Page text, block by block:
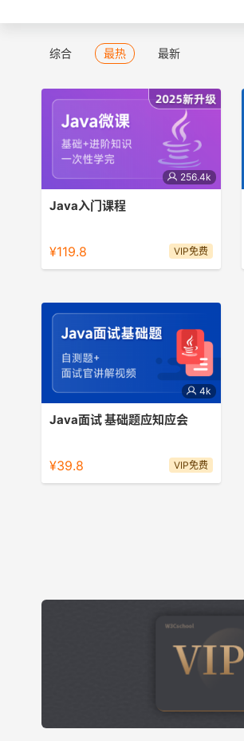
综合 最热 最新
256.4k
Java入门课程
¥119.8 VIP免费
4k
Java面试 基础题应知应会
¥39.8 VIP免费